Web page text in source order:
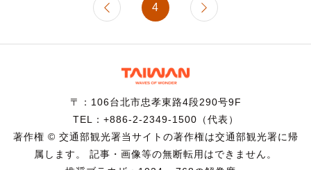
4
〒：106台北市忠孝東路4段290号9F
TEL：+886-2-2349-1500（代表）
著作権 © 交通部観光署当サイトの著作権は交通部観光署に帰
属します。 記事・画像等の無断転用はできません。